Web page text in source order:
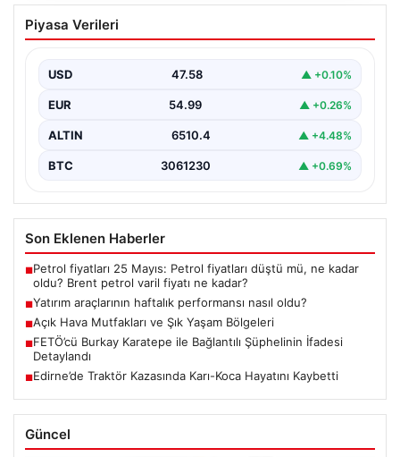
Yatırım araçlarının haftalık performansı
nasıl oldu?
Gelişmeler", "content": "Türkiye'nin finans piyasalarında
son bir hafta…
Piyasa Verileri
USD 47.58 ▲ +0.10%
EUR 54.99 ▲ +0.26%
ALTIN 6510.4 ▲ +4.48%
BTC 3061230 ▲ +0.69%
Son Eklenen Haberler
■Petrol fiyatları 25 Mayıs: Petrol fiyatları düştü mü, ne kadar
oldu? Brent petrol varil fiyatı ne kadar?
■Yatırım araçlarının haftalık performansı nasıl oldu?
■Açık Hava Mutfakları ve Şık Yaşam Bölgeleri
■FETÖ’cü Burkay Karatepe ile Bağlantılı Şüphelinin İfadesi
Detaylandı
■Edirne’de Traktör Kazasında Karı-Koca Hayatını Kaybetti
Güncel